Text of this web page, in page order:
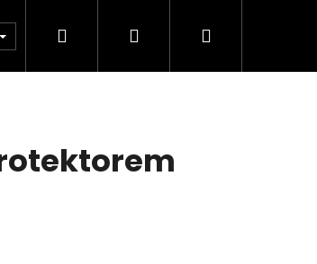
Hledat PřihlášeníNákupní